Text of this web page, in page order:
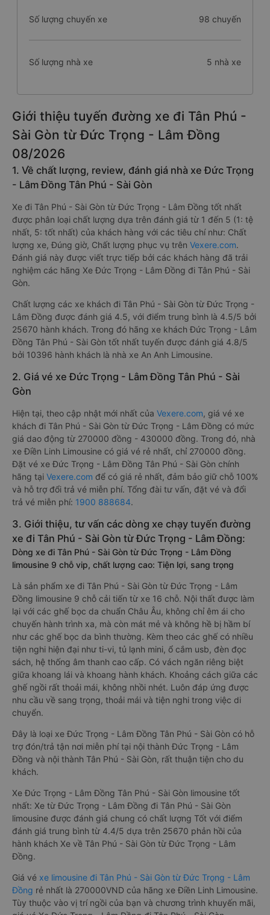
Số lượng chuyến xe 98 chuyến
Số lượng nhà xe 5 nhà xe
Giới thiệu tuyến đường xe đi Tân Phú -
Sài Gòn từ Đức Trọng - Lâm Đồng
08/2026
1. Về chất lượng, review, đánh giá nhà xe Đức Trọng
- Lâm Đồng Tân Phú - Sài Gòn
Xe đi Tân Phú - Sài Gòn từ Đức Trọng - Lâm Đồng tốt nhất
được phân loại chất lượng dựa trên đánh giá từ 1 đến 5 (1: tệ
nhất, 5: tốt nhất) của khách hàng với các tiêu chí như: Chất
lượng xe, Đúng giờ, Chất lượng phục vụ trên Vexere.com.
Đánh giá này được viết trực tiếp bởi các khách hàng đã trải
nghiệm các hãng Xe Đức Trọng - Lâm Đồng đi Tân Phú - Sài
Gòn.
Chất lượng các xe khách đi Tân Phú - Sài Gòn từ Đức Trọng -
Lâm Đồng được đánh giá 4.5, với điểm trung bình là 4.5/5 bởi
25670 hành khách. Trong đó hãng xe khách Đức Trọng - Lâm
Đồng Tân Phú - Sài Gòn tốt nhất tuyến được đánh giá 4.8/5
bởi 10396 hành khách là nhà xe An Anh Limousine.
2. Giá vé xe Đức Trọng - Lâm Đồng Tân Phú - Sài
Gòn
Hiện tại, theo cập nhật mới nhất của Vexere.com, giá vé xe
khách đi Tân Phú - Sài Gòn từ Đức Trọng - Lâm Đồng có mức
giá dao động từ 270000 đồng - 430000 đồng. Trong đó, nhà
xe Điền Linh Limousine có giá vé rẻ nhất, chỉ 270000 đồng.
Đặt vé xe Đức Trọng - Lâm Đồng Tân Phú - Sài Gòn chính
hãng tại Vexere.com để có giá rẻ nhất, đảm bảo giữ chỗ 100%
và hỗ trợ đổi trả vé miễn phí. Tổng đài tư vấn, đặt vé và đổi
trả vé miễn phí: 1900 888684.
3. Giới thiệu, tư vấn các dòng xe chạy tuyến đường
xe đi Tân Phú - Sài Gòn từ Đức Trọng - Lâm Đồng:
Dòng xe đi Tân Phú - Sài Gòn từ Đức Trọng - Lâm Đồng
limousine 9 chỗ vip, chất lượng cao: Tiện lợi, sang trọng
Là sản phẩm xe đi Tân Phú - Sài Gòn từ Đức Trọng - Lâm
Đồng limousine 9 chỗ cải tiến từ xe 16 chỗ. Nội thất được làm
lại với các ghế bọc da chuẩn Châu Âu, không chỉ êm ái cho
chuyến hành trình xa, mà còn mát mẻ và không hề bị hầm bí
như các ghế bọc da bình thường. Kèm theo các ghế có nhiều
tiện nghi hiện đại như ti-vi, tủ lạnh mini, ổ cắm usb, đèn đọc
sách, hệ thống âm thanh cao cấp. Có vách ngăn riêng biệt
giữa khoang lái và khoang hành khách. Khoảng cách giữa các
ghế ngồi rất thoải mái, không nhồi nhét. Luôn đáp ứng được
nhu cầu về sang trọng, thoải mái và tiện nghi trong việc di
chuyển.
Đây là loại xe Đức Trọng - Lâm Đồng Tân Phú - Sài Gòn có hỗ
trợ đón/trả tận nơi miễn phí tại nội thành Đức Trọng - Lâm
Đồng và nội thành Tân Phú - Sài Gòn, rất thuận tiện cho du
khách.
Xe Đức Trọng - Lâm Đồng Tân Phú - Sài Gòn limousine tốt
nhất: Xe từ Đức Trọng - Lâm Đồng đi Tân Phú - Sài Gòn
limousine được đánh giá chung có chất lượng Tốt với điểm
đánh giá trung bình từ 4.4/5 dựa trên 25670 phản hồi của
hành khách Xe về Tân Phú - Sài Gòn từ Đức Trọng - Lâm
Đồng.
Giá vé xe limousine đi Tân Phú - Sài Gòn từ Đức Trọng - Lâm
Đồng rẻ nhất là 270000VND của hãng xe Điền Linh Limousine.
Tùy thuộc vào vị trí ngồi của bạn và chương trình khuyến mãi,